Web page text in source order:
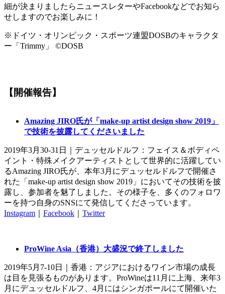
細が決まりましたらニュースレターやFacebookなどでお知ら
せしますのでお楽しみに！
※ドイツ・オリンピック・スポーツ連盟DOSBのキャラクタ
ー「Trimmy」 ©DOSB
【開催報告】
Amazing JIRO氏が「make-up artist design show 2019」
で技術を披露してくださいました
2019年3月30-31日｜デュッセルドルフ：フェイス＆ボディペ
イント・特殊メイクアーティストとして世界的に活躍してい
るAmazing JIRO氏が、本年3月にデュッセルドルフで開催さ
れた「make-up artist design show 2019」においてその技術を披
露し、参加者を魅了しました。その様子を、多くのフォロワ
ーを持つ自身のSNSにて発信してくださっています。
Instagram
Facebook Twitter
ProWine Asia（香港）大盛況で終了しました
2019年5月7-10日｜香港：アジアにおけるワイン市場の成長
は目を見張るものがあります。ProWineは11月に上海、来年3
月にデュッセルドルフ、4月にはシンガポールにて開催いた